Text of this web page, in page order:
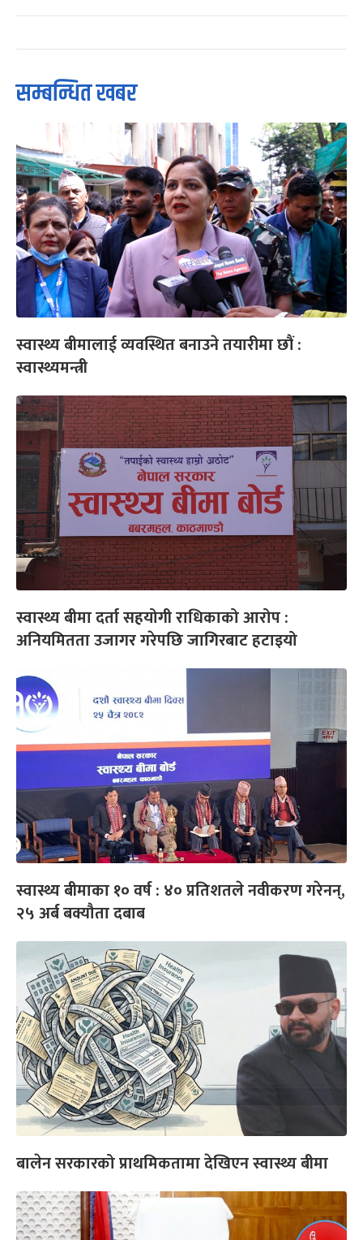
सम्बन्धित खबर
स्वास्थ्य बीमालाई व्यवस्थित बनाउने तयारीमा छौं :
स्वास्थ्यमन्त्री
स्वास्थ्य बीमा दर्ता सहयोगी राधिकाको आरोप :
अनियमितता उजागर गरेपछि जागिरबाट हटाइयो
स्वास्थ्य बीमाका १० वर्ष : ४० प्रतिशतले नवीकरण गरेनन्,
२५ अर्ब बक्यौता दबाब
बालेन सरकारको प्राथमिकतामा देखिएन स्वास्थ्य बीमा